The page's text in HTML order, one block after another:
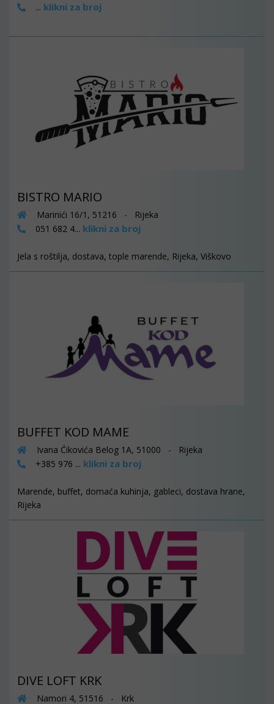
... klikni za broj
BISTRO MARIO
Marinići 16/1, 51216 - Rijeka
051 682 4... klikni za broj
Jela s roštilja, dostava, tople marende, Rijeka, Viškovo
BUFFET KOD MAME
Ivana Ćikovića Belog 1A, 51000 - Rijeka
+385 976 ... klikni za broj
Marende, buffet, domaća kuhinja, gableci, dostava hrane,
Rijeka
DIVE LOFT KRK
Namori 4, 51516 - Krk